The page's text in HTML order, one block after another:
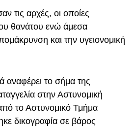
τις αρχές, οι οποίες
θανάτου ενώ άμεσα
και την υγειονομική
αναφέρει το σήμα της
στην Αστυνομική
το Αστυνομικό Τμήμα
δικογραφία σε βάρος